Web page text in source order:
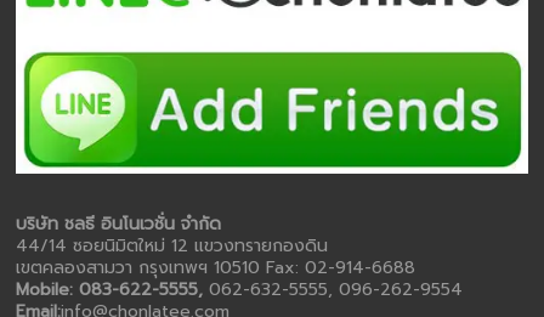
บริษัท ชลธี อินโนเวชั่น จำกัด
44/14 ซอยนิมิตใหม่ 12 แขวงทรายกองดิน
เขตคลองสามวา กรุงเทพฯ 10510 Fax: 02-914-6688
Mobile: 083-622-5555,062-632-5555, 096-262-9554
Email:info@chonlatee.com